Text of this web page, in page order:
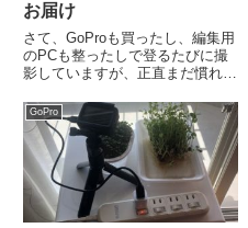
お届け
さて、GoProも買ったし、編集用
のPCも整ったしで登るたびに撮
影していますが、正直まだ慣れま
岳山の時もGoProを持って、折々
を撮影していてようやく編集の時
間が取れたので動画を見直してい
たら、なぜかケーブルカ...
GoPro